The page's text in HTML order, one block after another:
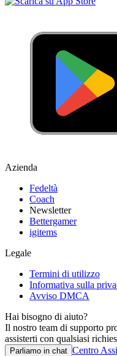
Azienda
Fedeltà
Coach
Newsletter
Bettergamer
igitems
Legale
Termini di utilizzo
Informativa sulla
Avviso DMCA
Hai bisogno di aiuto?
Il nostro team di supporto
assisterti con qualsiasi
Parliamo in chat Centro